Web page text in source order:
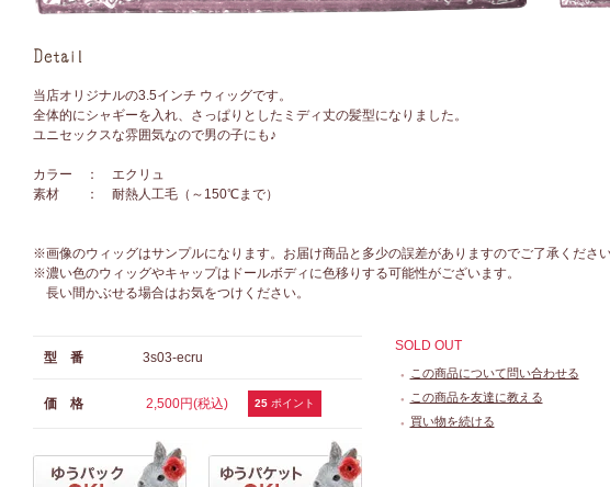
当店オリジナルの3.5インチ ウィッグです。
全体的にシャギーを入れ、さっぱりとしたミディ丈の髪型になりました。
ユニセックスな雰囲気なので男の子にも♪
カラー ： エクリュ
素材 ： 耐熱人工毛（～150℃まで）
※画像のウィッグはサンプルになります。お届け商品と多少の誤差がありますのでご了承ください
※濃い色のウィッグやキャップはドールボディに色移りする可能性がございます。
長い間かぶせる場合はお気をつけください。
型 番 3s03-ecru
価 格 2,500円(税込) 25ポイント
SOLD OUT
● この商品について問い合わせる
● この商品を友達に教える
● 買い物を続ける